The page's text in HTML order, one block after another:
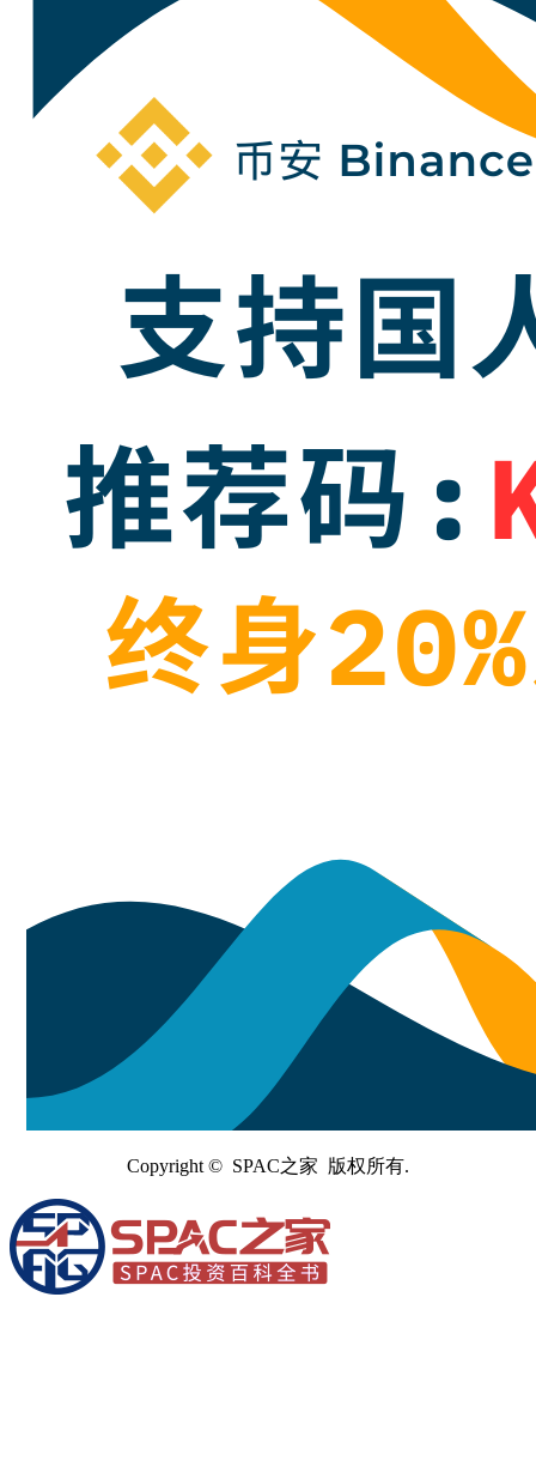
Copyright © SPAC之家 版权所有.